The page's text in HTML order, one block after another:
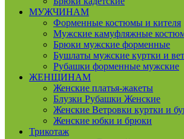
МУЖЧИНАМ
Форменные костюмы и кителя
Мужские камуфляжные
Брюки мужские форменные
Бушлаты мужские куртки и
Рубашки форменные мужские
ЖЕНЩИНАМ
Женские платья-жакеты
Блузки Рубашки Женские
Женские Ветровки куртки и
Женские юбки и брюки
Трикотаж